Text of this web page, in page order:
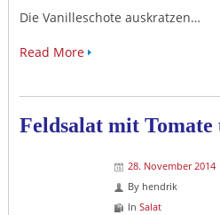
Die Vanilleschote auskratzen…
Read More
Feldsalat mit Tomate
28. November 2014
By hendrik
In Salat